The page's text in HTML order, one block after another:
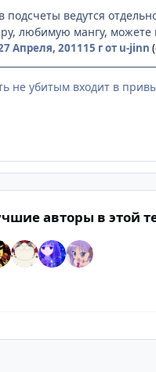
подсчеты ведутся
любимую мангу,
Апреля, 201115 гот u-jinn
не убитым входит в
авторы в этой